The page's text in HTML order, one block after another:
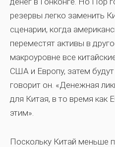
резервы легко заменить
сценарии, когда
переместят активы в
макроуровне все
США и Европу, затем будут
говорит он. «Денежная
для Китая, в то время как
этим».
Поскольку Китай меньше